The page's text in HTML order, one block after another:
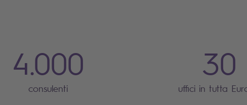
4.000
consulenti
30
uffici in tutta